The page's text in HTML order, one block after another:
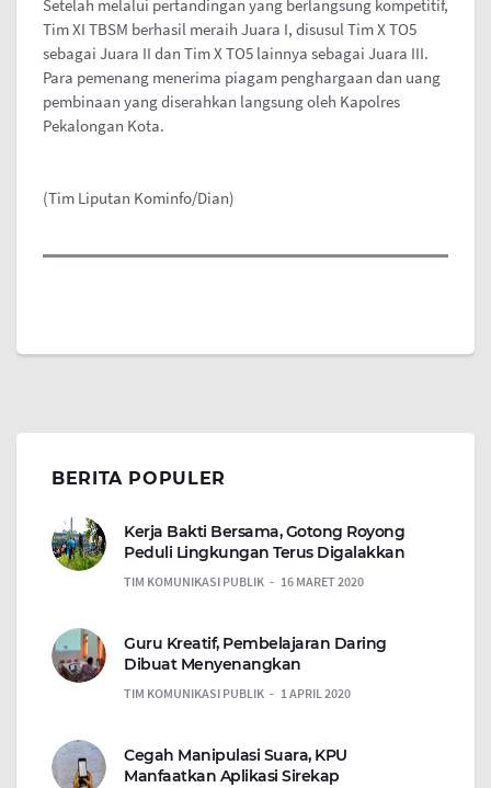
Setelah melalui pertandingan yang berlangsung kompetitif,
Tim XI TBSM berhasil meraih Juara I, disusul Tim X TO5
sebagai Juara II dan Tim X TO5 lainnya sebagai Juara III.
Para pemenang menerima piagam penghargaan dan uang
pembinaan yang diserahkan langsung oleh Kapolres
Pekalongan Kota.
(Tim Liputan Kominfo/Dian)
BERITA POPULER
Kerja Bakti Bersama, Gotong Royong
Peduli Lingkungan Terus Digalakkan
TIM KOMUNIKASI PUBLIK 16 MARET 2020
Guru Kreatif, Pembelajaran Daring
Dibuat Menyenangkan
TIM KOMUNIKASI PUBLIK 1 APRIL 2020
Cegah Manipulasi Suara, KPU
Manfaatkan Aplikasi Sirekap